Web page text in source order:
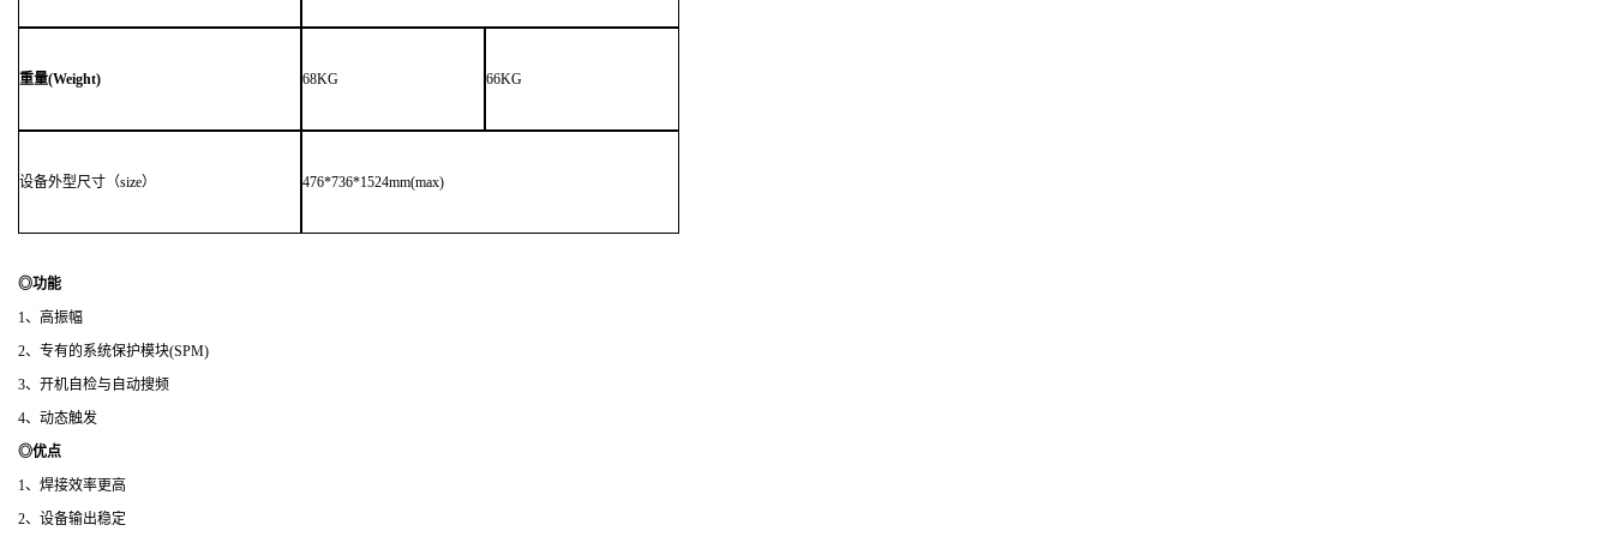
重量(Weight) 68KG 66KG
设备外型尺寸（size） 476*736*1524mm(max)
◎功能
1、高振幅
2、专有的系统保护模块(SPM)
3、开机自检与自动搜频
4、动态触发
◎优点
1、焊接效率更高
2、设备输出稳定